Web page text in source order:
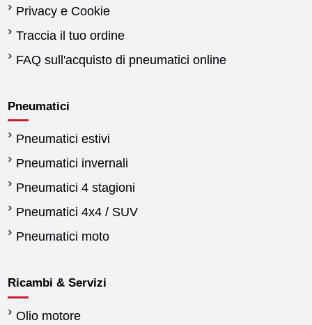
Privacy e Cookie
Traccia il tuo ordine
FAQ sull'acquisto di pneumatici online
Pneumatici
Pneumatici estivi
Pneumatici invernali
Pneumatici 4 stagioni
Pneumatici 4x4 / SUV
Pneumatici moto
Ricambi & Servizi
Olio motore